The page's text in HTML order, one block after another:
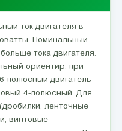
ток двигателя в
Номинальный
тока двигателя.
ориентир: при
полюсный двигатель
4-полюсный. Для
ленточные
винтовые